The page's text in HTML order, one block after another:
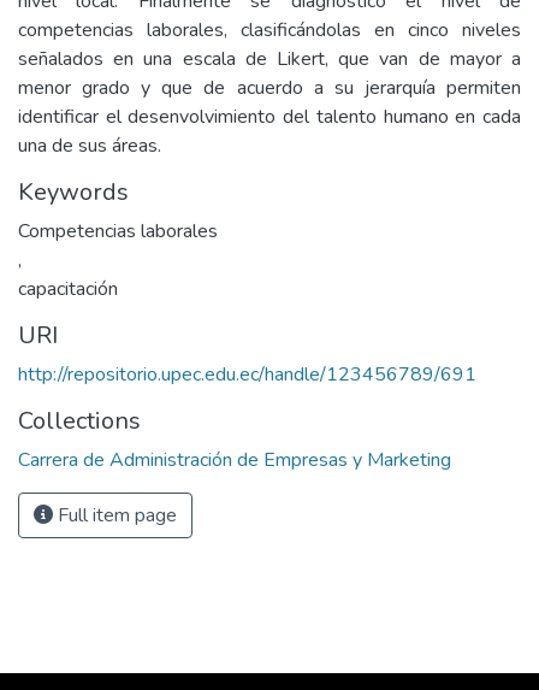
competencias laborales, clasificándolas en cinco niveles
señalados en una escala de Likert, que van de mayor a
menor grado y que de acuerdo a su jerarquía permiten
identificar el desenvolvimiento del talento humano en cada
una de sus áreas.
Keywords
Competencias laborales
,
capacitación
URI
http://repositorio.upec.edu.ec/handle/123456789/691
Collections
Carrera de Administración de Empresas y Marketing
Full item page